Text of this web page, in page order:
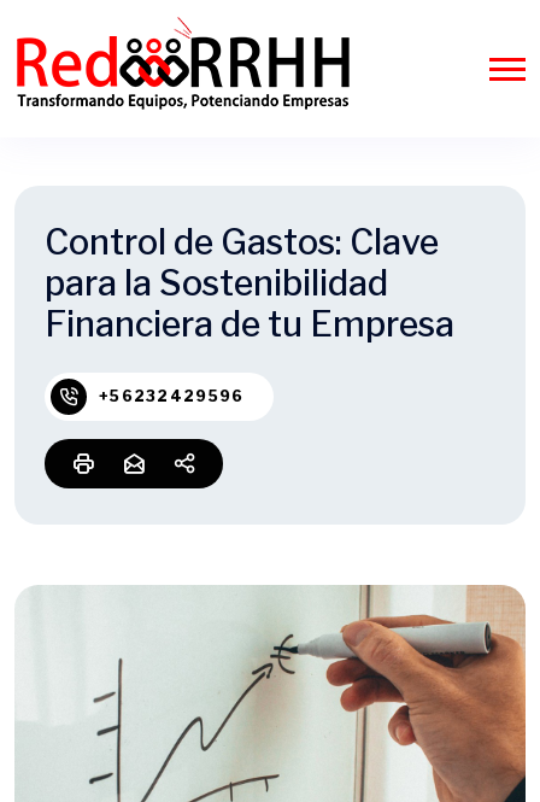
Control de Gastos: Clave
para la Sostenibilidad
Financiera de tu Empresa
+56232429596